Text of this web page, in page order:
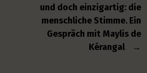
und doch einzigartig: die
menschliche Stimme. Ein
Gespräch mit Maylis de
Kérangal
→